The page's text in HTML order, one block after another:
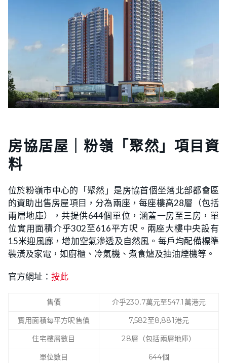
房協居屋｜粉嶺「聚然」項目資
料
位於粉嶺市中心的「聚然」是房協首個坐落北部都會區
的資助出售房屋項目，分為兩座，每座樓高28層（包括
兩層地庫），共提供644個單位，涵蓋一房至三房，單
位實用面積介乎302至616平方呎。兩座大樓中央設有
15米迎風廊，增加空氣滲透及自然風。每戶均配備標準
裝潢及家電，如廚櫃、冷氣機、煮食爐及抽油煙機等。
官方網址： 按此
售價
介乎230.7萬元至547.1萬港元
實用面積每平方呎售價
7,582至8,881港元
住宅樓層數目
28層（包括兩層地庫）
單位數目
644個